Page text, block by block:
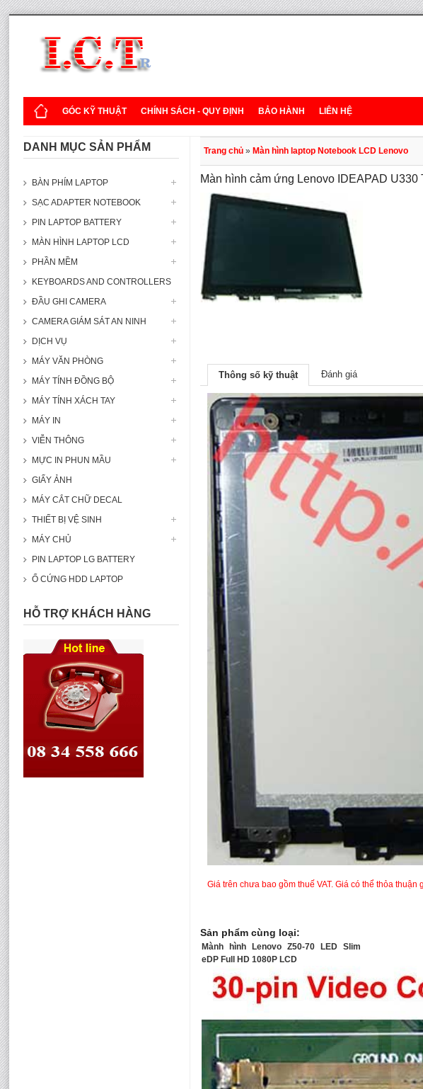
GÓC KỸ THUẬT CHÍNH SÁCH - QUY ĐỊNH BẢO HÀNH LIÊN HỆ
DANH MỤC SẢN PHẨM
BÀN PHÍM LAPTOP
SẠC ADAPTER NOTEBOOK
PIN LAPTOP BATTERY
MÀN HÌNH LAPTOP LCD
PHẦN MỀM
KEYBOARDS AND CONTROLLERS
ĐẦU GHI CAMERA
CAMERA GIÁM SÁT AN NINH
DỊCH VỤ
MÁY VĂN PHÒNG
MÁY TÍNH ĐỒNG BỘ
MÁY TÍNH XÁCH TAY
MÁY IN
VIỄN THÔNG
MỰC IN PHUN MẦU
GIẤY ẢNH
MÁY CẮT CHỮ DECAL
THIẾT BỊ VỆ SINH
MÁY CHỦ
PIN LAPTOP LG BATTERY
Ổ CỨNG HDD LAPTOP
HỖ TRỢ KHÁCH HÀNG
Trang chủ » Màn hình laptop Notebook LCD Lenovo
Màn hình cảm ứng Lenovo IDEAPAD U330
Thông số kỹ thuật Đánh giá
Giá trên chưa bao gồm thuế VAT. Giá có thể thỏa thuận
Sản phẩm cùng loại:
Mành hình Lenovo Z50-70 LED Slim
eDP Full HD 1080P LCD